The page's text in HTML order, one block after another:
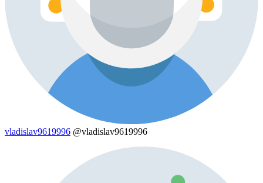
vladislav9619996 @vladislav9619996